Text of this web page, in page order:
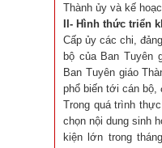
Thành ủy và kế
II- Hình thức triển
Cấp ủy các chi,
bộ của Ban Tuyên
Ban Tuyên giáo
phổ biến tới cán bộ,
Trong quá trình
chọn nội dung sinh
kiện lớn trong